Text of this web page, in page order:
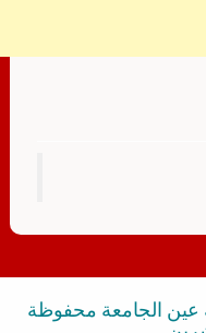
عين الجامعة محفوظة